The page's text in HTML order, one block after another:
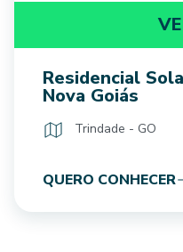
Residencial
Nova Goiás
Trindade - GO
QUERO CONHECER